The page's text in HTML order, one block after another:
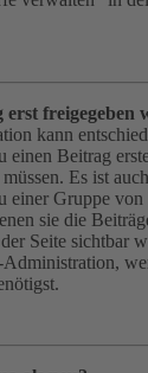
freigegeben
kann
einen Beitrag
Es ist
einer Gruppe von
sie die
Seite sichtbar